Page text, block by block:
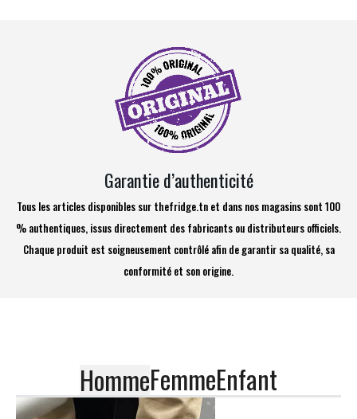
Garantie d’authenticité
Tous les articles disponibles sur thefridge.tn et dans nos magasins sont 100
% authentiques, issus directement des fabricants ou distributeurs officiels.
Chaque produit est soigneusement contrôlé afin de garantir sa qualité, sa
conformité et son origine.
HommeFemmeEnfant